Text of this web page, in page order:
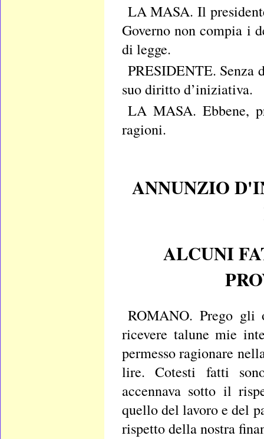
LA MASA. Il
Governo non compia i
di legge.
PRESIDENTE. Senza
suo diritto d’iniziativa.
LA MASA. Ebbene,
ragioni.
ANNUNZIO
ALCUNI
ROMANO. Prego
ricevere talune mie
permesso ragionare
lire. Cotesti fatti
accennava sotto il
quello del lavoro e del
rispetto della nostra